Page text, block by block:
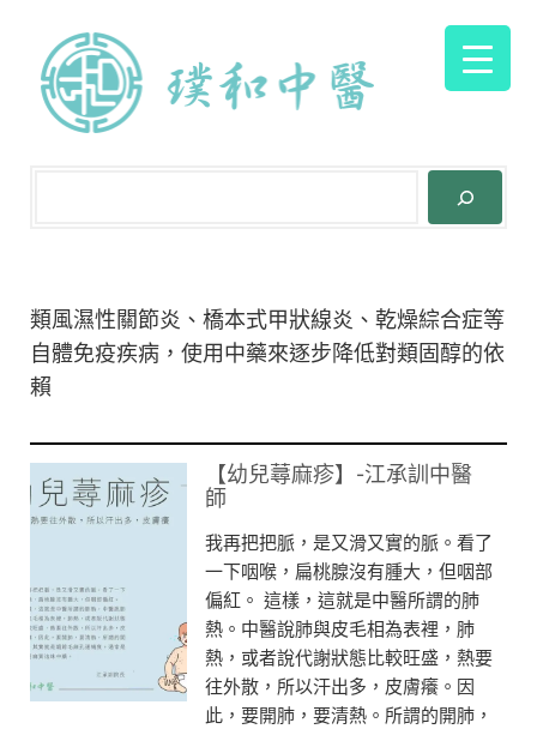
類風濕性關節炎、橋本式甲狀線炎、乾燥綜合症等
自體免疫疾病，使用中藥來逐步降低對類固醇的依
賴
【幼兒蕁麻疹】-江承訓中醫
師
我再把把脈，是又滑又實的脈。看了
一下咽喉，扁桃腺沒有腫大，但咽部
偏紅。 這樣，這就是中醫所謂的肺
熱。中醫說肺與皮毛相為表裡，肺
熱，或者說代謝狀態比較旺盛，熱要
往外散，所以汗出多，皮膚癢。因
此，要開肺，要清熱。所謂的開肺，